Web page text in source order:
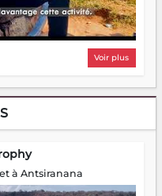
Voir plus
à Antsiranana